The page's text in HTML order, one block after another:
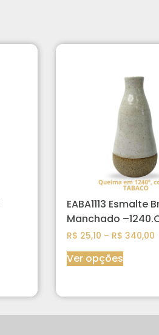
EABA1113 Esmalte
Manchado
R$ 25,10 – R$ 340,00
Ver opções